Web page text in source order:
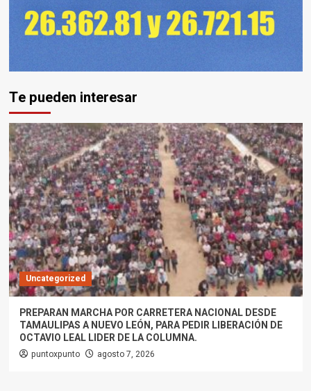
Te pueden interesar
Uncategorized
PREPARAN MARCHA POR CARRETERA NACIONAL DESDE
TAMAULIPAS A NUEVO LEÓN, PARA PEDIR LIBERACIÓN DE
OCTAVIO LEAL LIDER DE LA COLUMNA.
puntoxpunto agosto 7, 2026